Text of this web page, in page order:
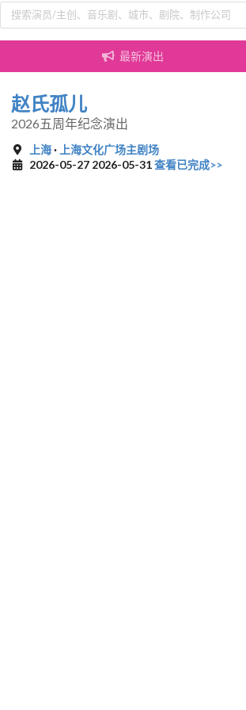
最新演出
赵氏孤儿
2026五周年纪念演出
上海· 上海文化广场主剧场
2026-05-27 2026-05-31查看已完成>>